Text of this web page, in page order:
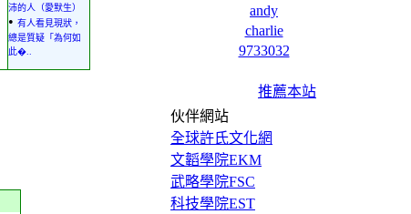
沛的人（愛默生）
• 有人看見現狀，
總是質疑「為何如
此�..
andy
charlie
9733032
推薦本站
伙伴網站
全球許氏文化網
文韜學院EKM
武略學院FSC
科技學院EST